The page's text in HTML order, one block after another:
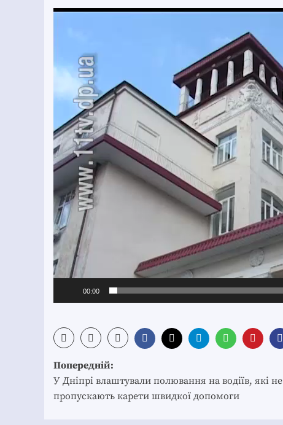
Відеопрогравач
00:00
Post
navigation
Попередній:
У Дніпрі влаштували полювання на водіїв, які не
пропускають карети швидкої допомоги